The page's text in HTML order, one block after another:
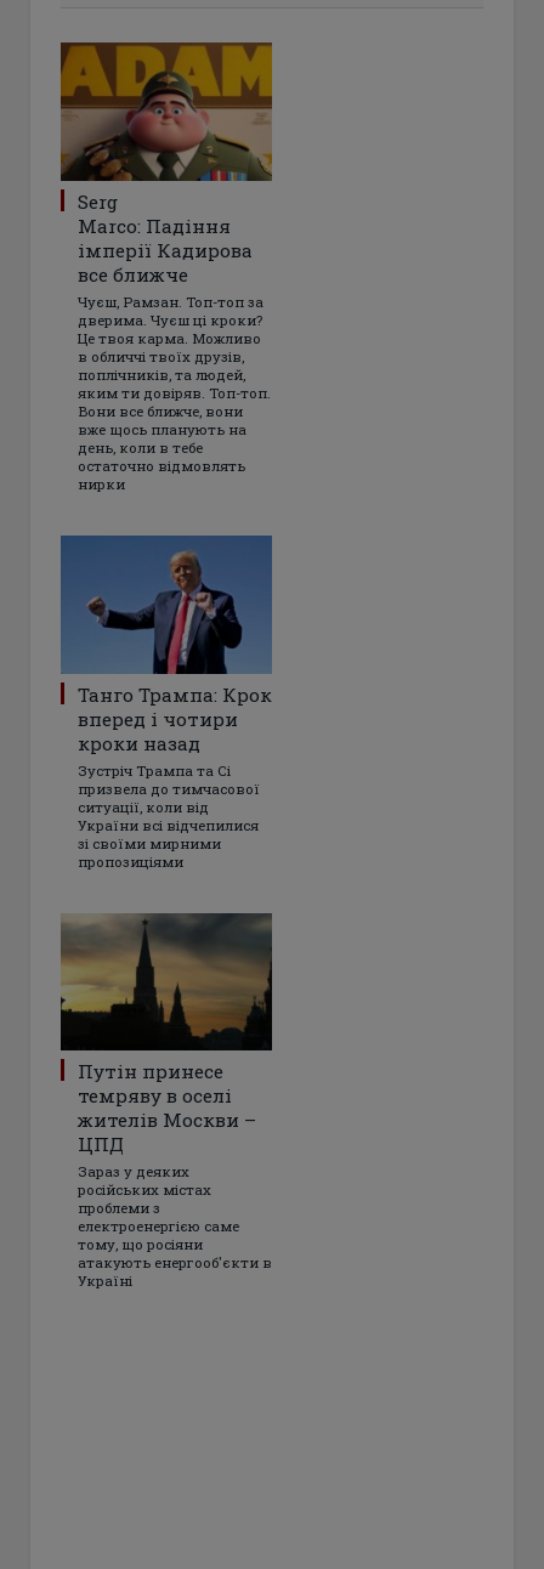
Serg
Marco: Падіння
імперії Кадирова
все ближче
Чуєш, Рамзан. Топ-топ за
дверима. Чуєш ці кроки?
Це твоя карма. Можливо
в обличчі твоїх друзів,
поплічників, та людей,
яким ти довіряв. Топ-топ.
Вони все ближче, вони
вже щось планують на
день, коли в тебе
остаточно відмовлять
нирки
Танго Трампа: Крок
вперед і чотири
кроки назад
Зустріч Трампа та Сі
призвела до тимчасової
ситуації, коли від
України всі відчепилися
зі своїми мирними
пропозиціями
Путін принесе
темряву в оселі
жителів Москви –
ЦПД
Зараз у деяких
російських містах
проблеми з
електроенергією саме
тому, що росіяни
атакують енергооб'єкти в
Україні